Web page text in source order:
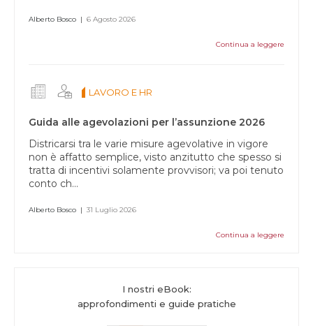
Alberto Bosco | 6 Agosto 2026
Continua a leggere
LAVORO E HR
Guida alle agevolazioni per l’assunzione 2026
Districarsi tra le varie misure agevolative in vigore
non è affatto semplice, visto anzitutto che spesso si
tratta di incentivi solamente provvisori; va poi tenuto
conto ch...
Alberto Bosco | 31 Luglio 2026
Continua a leggere
I nostri eBook:
approfondimenti e guide pratiche